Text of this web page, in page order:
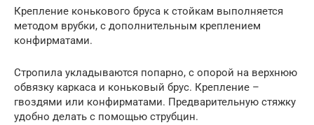
Крепление конькового бруса к стойкам выполняется
методом врубки, с дополнительным креплением
конфирматами.
Стропила укладываются попарно, с опорой на верхнюю
обвязку каркаса и коньковый брус. Крепление –
гвоздями или конфирматами. Предварительную стяжку
удобно делать с помощью струбцин.